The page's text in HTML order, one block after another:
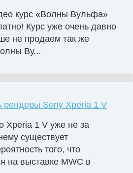
курс «Волны Вульфа»
Курс уже очень давно
не продаем так же
Ву...
рендеры Sony Xperia 1 V
Xperia 1 V уже не за
существует
того, что
на выставке MWC в